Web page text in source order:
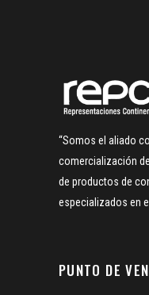
“Somos el aliado
comercialización
de productos de
especializados en
PUNTO DE